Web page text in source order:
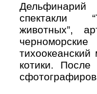
спектакли
животных”,
котики.